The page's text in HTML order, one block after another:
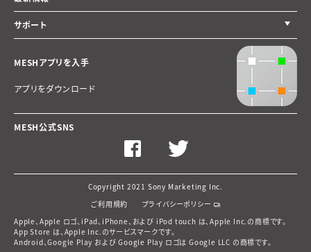
サポート
MESHアプリを入手
アプリをダウンロード
MESH公式SNS
Facebook
ー
ジ
Twitter
ペ
ー
ジ
Copyright 2021 Sony Marketing Inc.
ご利用規約
プライバシーポリシー
Apple、Apple ロゴ、iPad、iPhone、および iPod touch は、Apple Inc.の商標です。
App Store は、Apple Inc.のサービスマークです。
Android、Google Play および Google Play ロゴは Google LLC の商標です。